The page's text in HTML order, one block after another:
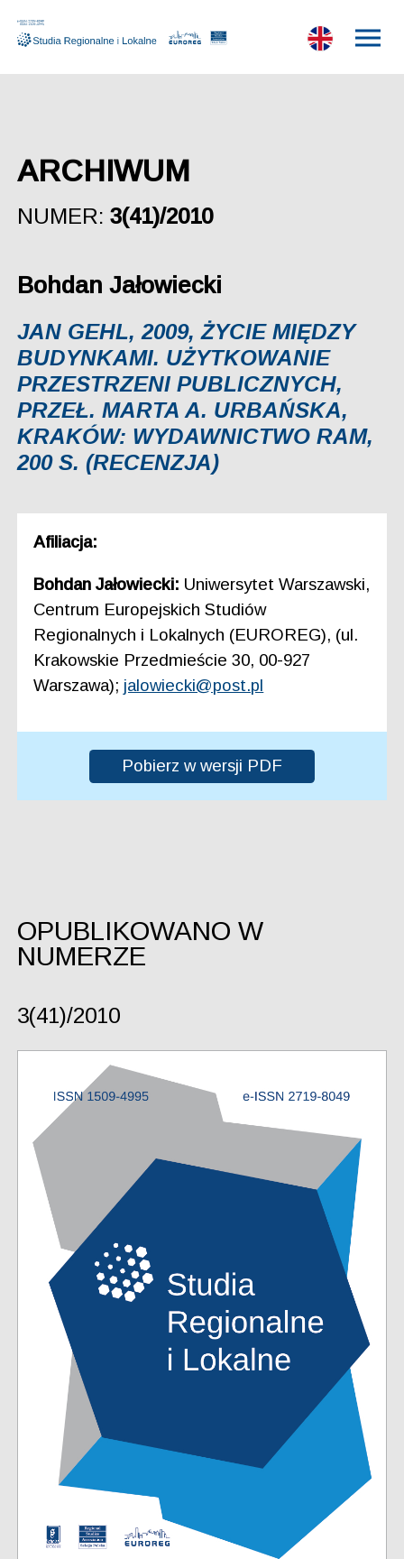
ARCHIWUM
NUMER: 3(41)/2010
Bohdan Jałowiecki
JAN GEHL, 2009, ŻYCIE MIĘDZY
BUDYNKAMI. UŻYTKOWANIE
PRZESTRZENI PUBLICZNYCH,
PRZEŁ. MARTA A. URBAŃSKA,
KRAKÓW: WYDAWNICTWO RAM,
200 S. (RECENZJA)
Afiliacja:
Bohdan Jałowiecki: Uniwersytet Warszawski,
Centrum Europejskich Studiów
Regionalnych i Lokalnych (EUROREG), (ul.
Krakowskie Przedmieście 30, 00-927
Warszawa); jalowiecki@post.pl
Pobierz w wersji PDF
OPUBLIKOWANO W
NUMERZE
3(41)/2010